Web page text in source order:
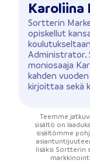
Karoliina
Sortterin
opiskellut
Administrator.
moniosaaja
kahden
kirjoittaa sekä
Teemme
sisältö on
sisältömme
lisäksi Sortterin